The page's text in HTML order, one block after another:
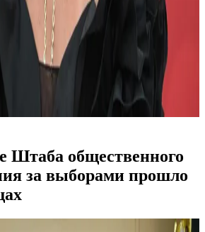
Штаба общественного
за выборами прошло